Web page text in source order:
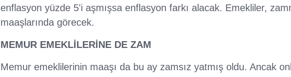
enflasyon yüzde 5'i aşmışsa enflasyon farkı alacak. Emekliler,
maaşlarında görecek.
MEMUR EMEKLİLERİNE DE ZAM
Memur emeklilerinin maaşı da bu ay zamsız yatmış oldu. Ancak